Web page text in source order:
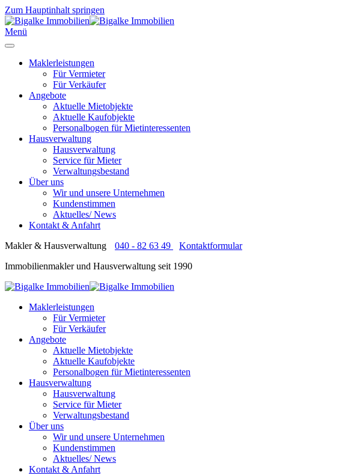
Zum Hauptinhalt springen
Menü
Maklerleistungen
Für Vermieter
Für Verkäufer
Angebote
Aktuelle Mietobjekte
Aktuelle Kaufobjekte
Personalbogen für Mietinteressenten
Hausverwaltung
Hausverwaltung
Service für Mieter
Verwaltungsbestand
Über uns
Wir und unsere Unternehmen
Kundenstimmen
Aktuelles/ News
Kontakt & Anfahrt
Makler & Hausverwaltung
040 - 82 63 49
Kontaktformular
Immobilienmakler und Hausverwaltung seit 1990
Maklerleistungen
Für Vermieter
Für Verkäufer
Angebote
Aktuelle Mietobjekte
Aktuelle Kaufobjekte
Personalbogen für Mietinteressenten
Hausverwaltung
Hausverwaltung
Service für Mieter
Verwaltungsbestand
Über uns
Wir und unsere Unternehmen
Kundenstimmen
Aktuelles/ News
Kontakt & Anfahrt